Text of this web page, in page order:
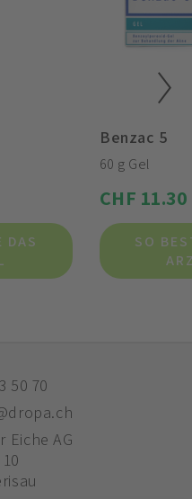
DAS
Benzac 5
60 g Gel
CHF 11.30
SO
50 70
Eiche AG